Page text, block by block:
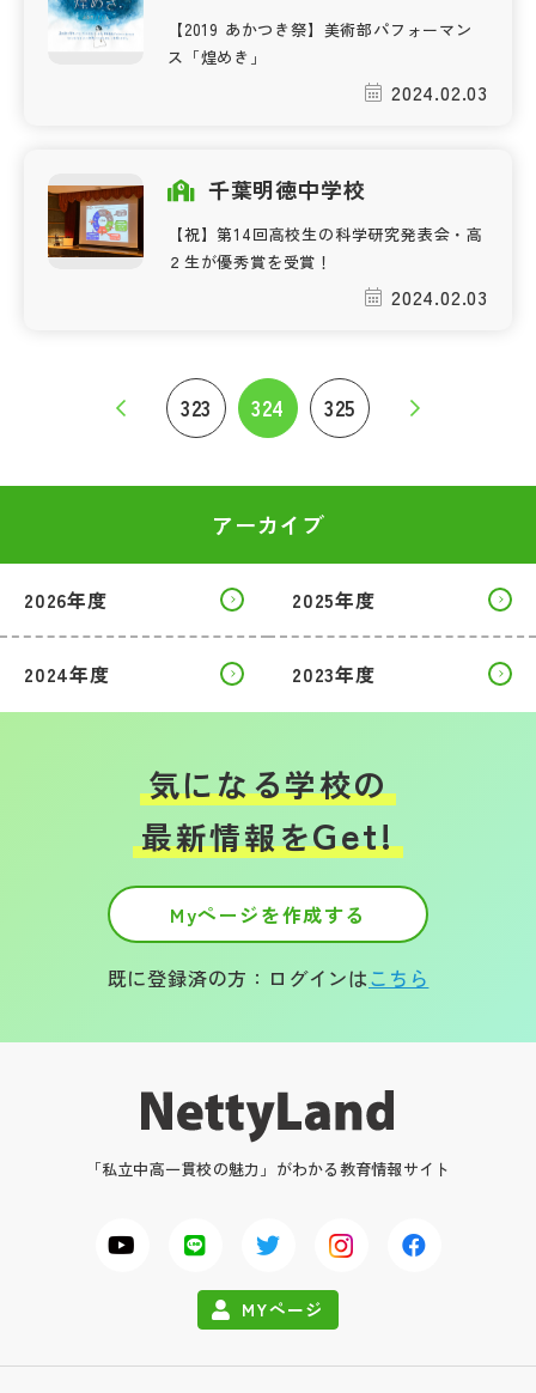
【2019 あかつき祭】美術部パフォーマン
ス「煌めき」
2024.02.03
千葉明徳中学校
【祝】第14回高校生の科学研究発表会・高
２生が優秀賞を受賞！
2024.02.03
323 324 325
アーカイブ
2026年度 2025年度
2024年度 2023年度
気になる学校の
最新情報をGet!
Myページを作成する
既に登録済の方：ログインはこちら
「私立中高一貫校の魅力」がわかる教育情報サイト
MYページ